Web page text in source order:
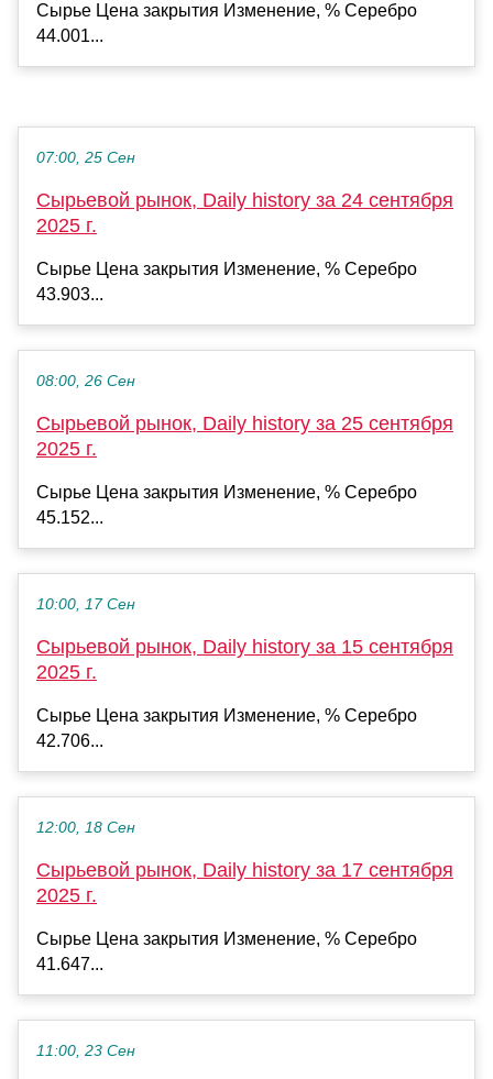
Сырье Цена закрытия Изменение, % Серебро
44.001...
07:00, 25 Сен
Сырьевой рынок, Daily history за 24 сентября
2025 г.
Сырье Цена закрытия Изменение, % Серебро
43.903...
08:00, 26 Сен
Сырьевой рынок, Daily history за 25 сентября
2025 г.
Сырье Цена закрытия Изменение, % Серебро
45.152...
10:00, 17 Сен
Сырьевой рынок, Daily history за 15 сентября
2025 г.
Сырье Цена закрытия Изменение, % Серебро
42.706...
12:00, 18 Сен
Сырьевой рынок, Daily history за 17 сентября
2025 г.
Сырье Цена закрытия Изменение, % Серебро
41.647...
11:00, 23 Сен